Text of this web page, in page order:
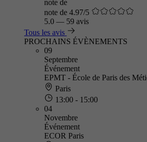
note de
note de 4.97/5
5.0 — 59 avis
Tous les avis
PROCHAINS ÉVÈNEMENTS
09
Septembre
Événement
EPMT - École de Paris des
Paris
13:00 - 15:00
04
Novembre
Événement
ECOR Paris